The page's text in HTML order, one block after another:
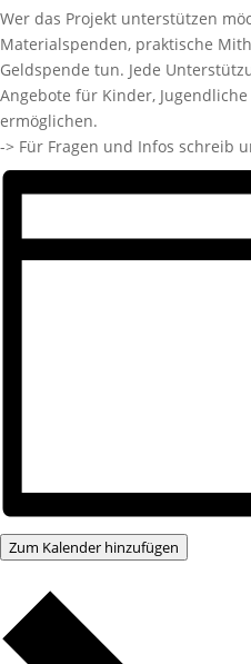
Wer das Projekt unterstützen
Materialspenden, praktische
Geldspende tun. Jede
Angebote für Kinder,
ermöglichen.
-> Für Fragen und Infos schreib
Zum Kalender hinzufügen